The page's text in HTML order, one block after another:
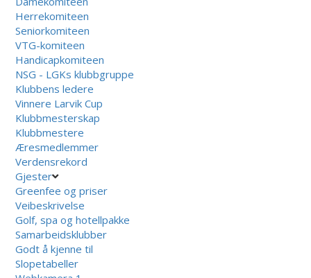
Herrekomiteen
Seniorkomiteen
VTG-komiteen
Handicapkomiteen
NSG - LGKs klubbgruppe
Klubbens ledere
Vinnere Larvik Cup
Klubbmesterskap
Klubbmestere
Æresmedlemmer
Verdensrekord
Gjester
Greenfee og priser
Veibeskrivelse
Golf, spa og hotellpakke
Samarbeidsklubber
Godt å kjenne til
Slopetabeller